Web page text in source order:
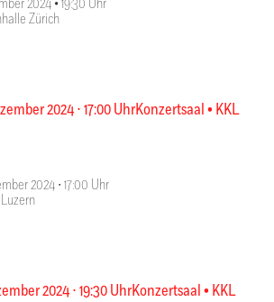
Zürich
2024 ∙ 17:00 Uhr